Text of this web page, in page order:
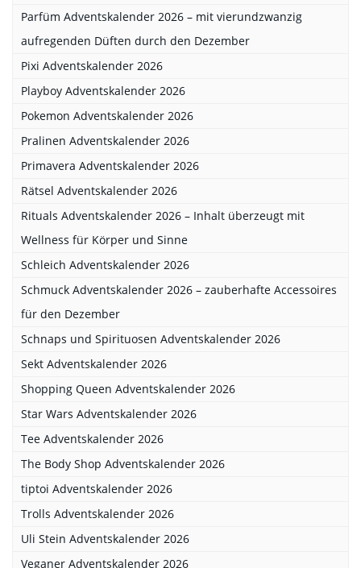
Parfüm Adventskalender 2026 – mit vierundzwanzig
aufregenden Düften durch den Dezember
Pixi Adventskalender 2026
Playboy Adventskalender 2026
Pokemon Adventskalender 2026
Pralinen Adventskalender 2026
Primavera Adventskalender 2026
Rätsel Adventskalender 2026
Rituals Adventskalender 2026 – Inhalt überzeugt mit
Wellness für Körper und Sinne
Schleich Adventskalender 2026
Schmuck Adventskalender 2026 – zauberhafte Accessoires
für den Dezember
Schnaps und Spirituosen Adventskalender 2026
Sekt Adventskalender 2026
Shopping Queen Adventskalender 2026
Star Wars Adventskalender 2026
Tee Adventskalender 2026
The Body Shop Adventskalender 2026
tiptoi Adventskalender 2026
Trolls Adventskalender 2026
Uli Stein Adventskalender 2026
Veganer Adventskalender 2026